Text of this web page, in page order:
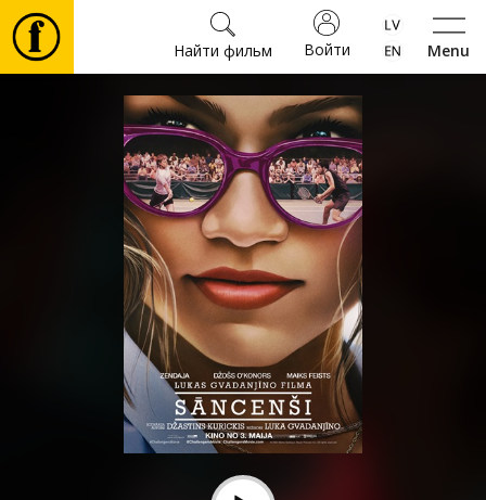
Menu
Войти
Найти фильм
Фильмы
Культура
Мероприятия
Новости
Подарки